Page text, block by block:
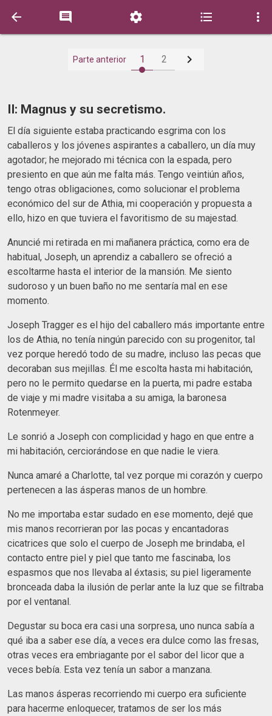
    
Parte anterior 1 2 
II: Magnus y su secretismo.
El día siguiente estaba practicando esgrima con los
caballeros y los jóvenes aspirantes a caballero, un día muy
agotador; he mejorado mi técnica con la espada, pero
presiento en que aún me falta más. Tengo veintiún años,
tengo otras obligaciones, como solucionar el problema
económico del sur de Athia, mi cooperación y propuesta a
ello, hizo en que tuviera el favoritismo de su majestad.
Anuncié mi retirada en mi mañanera práctica, como era de
habitual, Joseph, un aprendiz a caballero se ofreció a
escoltarme hasta el interior de la mansión. Me siento
sudoroso y un buen baño no me sentaría mal en ese
momento.
Joseph Tragger es el hijo del caballero más importante entre
los de Athia, no tenía ningún parecido con su progenitor, tal
vez porque heredó todo de su madre, incluso las pecas que
decoraban sus mejillas. Él me escolta hasta mi habitación,
pero no le permito quedarse en la puerta, mi padre estaba
de viaje y mi madre visitaba a su amiga, la baronesa
Rotenmeyer.
Le sonrió a Joseph con complicidad y hago en que entre a
mi habitación, cerciorándose en que nadie le viera.
Nunca amaré a Charlotte, tal vez porque mi corazón y cuerpo
pertenecen a las ásperas manos de un hombre.
No me importaba estar sudado en ese momento, dejé que
mis manos recorrieran por las pocas y encantadoras
cicatrices que solo el cuerpo de Joseph me brindaba, el
contacto entre piel y piel que tanto me fascinaba, los
espasmos que nos llevaba al éxtasis; su piel ligeramente
bronceada daba la ilusión de perlar ante la luz que se filtraba
por el ventanal.
Degustar su boca era casi una sorpresa, uno nunca sabía a
qué iba a saber ese día, a veces era dulce como las fresas,
otras veces era embriagante por el sabor del licor que a
veces bebía. Esta vez tenía un sabor a manzana.
Las manos ásperas recorriendo mi cuerpo era suficiente
para hacerme enloquecer, tratamos de ser los más